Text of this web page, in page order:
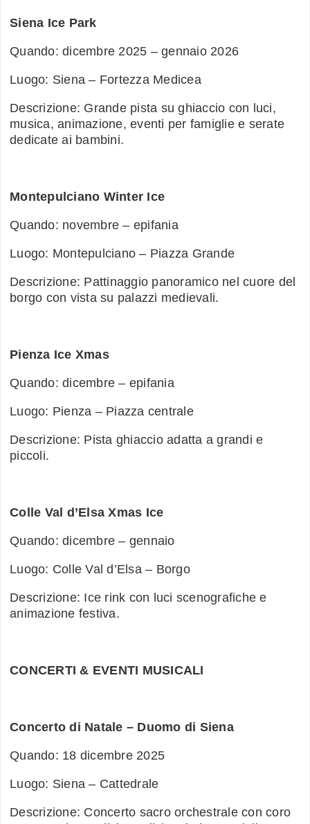
Siena Ice Park
Quando: dicembre 2025 – gennaio 2026
Luogo: Siena – Fortezza Medicea
Descrizione: Grande pista su ghiaccio con luci,
musica, animazione, eventi per famiglie e serate
dedicate ai bambini.
Montepulciano Winter Ice
Quando: novembre – epifania
Luogo: Montepulciano – Piazza Grande
Descrizione: Pattinaggio panoramico nel cuore del
borgo con vista su palazzi medievali.
Pienza Ice Xmas
Quando: dicembre – epifania
Luogo: Pienza – Piazza centrale
Descrizione: Pista ghiaccio adatta a grandi e
piccoli.
Colle Val d’Elsa Xmas Ice
Quando: dicembre – gennaio
Luogo: Colle Val d’Elsa – Borgo
Descrizione: Ice rink con luci scenografiche e
animazione festiva.
CONCERTI & EVENTI MUSICALI
Concerto di Natale – Duomo di Siena
Quando: 18 dicembre 2025
Luogo: Siena – Cattedrale
Descrizione: Concerto sacro orchestrale con coro